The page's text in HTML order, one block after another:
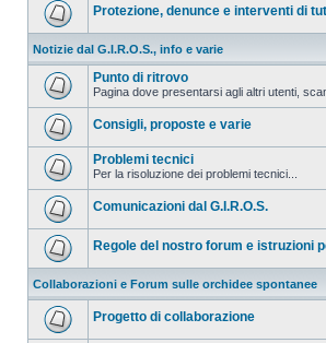
Protezione, denunce e interventi di
Notizie dal G.I.R.O.S., info e varie
Punto di ritrovo
Pagina dove presentarsi agli altri utenti,
Consigli, proposte e varie
Problemi tecnici
Per la risoluzione dei problemi tecnici...
Comunicazioni dal G.I.R.O.S.
Regole del nostro forum e istruzioni
Collaborazioni e Forum sulle orchidee spontanee
Progetto di collaborazione